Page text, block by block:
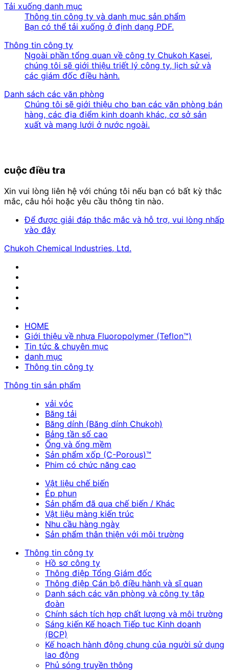
Tải xuống danh mục
Thông tin công ty và danh mục sản phẩm
Bạn có thể tải xuống ở định dạng PDF.
Thông tin công ty
Ngoài phần tổng quan về công ty Chukoh Kasei,
chúng tôi sẽ giới thiệu triết lý công ty, lịch sử và
các giám đốc điều hành.
Danh sách các văn phòng
Chúng tôi sẽ giới thiệu cho bạn các văn phòng bán
hàng, các địa điểm kinh doanh khác, cơ sở sản
xuất và mạng lưới ở nước ngoài.
cuộc điều tra
Xin vui lòng liên hệ với chúng tôi nếu bạn có bất kỳ thắc
mắc, câu hỏi hoặc yêu cầu thông tin nào.
Để được giải đáp thắc mắc và hỗ trợ, vui lòng nhấp
vào đây
Chukoh Chemical Industries, Ltd.
HOME
Giới thiệu về nhựa Fluoropolymer (Teflon™)
Tin tức & chuyên mục
danh mục
Thông tin công ty
Thông tin sản phẩm
vải vóc
Băng tải
Băng dính (Băng dính Chukoh)
Bảng tần số cao
Ống và ống mềm
Sản phẩm xốp (C-Porous)™
Phim có chức năng cao
Vật liệu chế biến
Ép phun
Sản phẩm đã qua chế biến / Khác
Vật liệu màng kiến trúc
Nhu cầu hàng ngày
Sản phẩm thân thiện với môi trường
Thông tin công ty
Hồ sơ công ty
Thông điệp Tổng Giám đốc
Thông điệp Cán bộ điều hành và sĩ quan
Danh sách các văn phòng và công ty tập
đoàn
Chính sách tích hợp chất lượng và môi trường
Sáng kiến Kế hoạch Tiếp tục Kinh doanh
(BCP)
Kế hoạch hành động chung của người sử dụng
lao động
Phủ sóng truyền thông